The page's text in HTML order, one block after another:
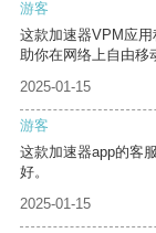
游客
这款加速器VPM应
助你在网络上自由移
2025-01-15
游客
这款加速器app的客
好。
2025-01-15